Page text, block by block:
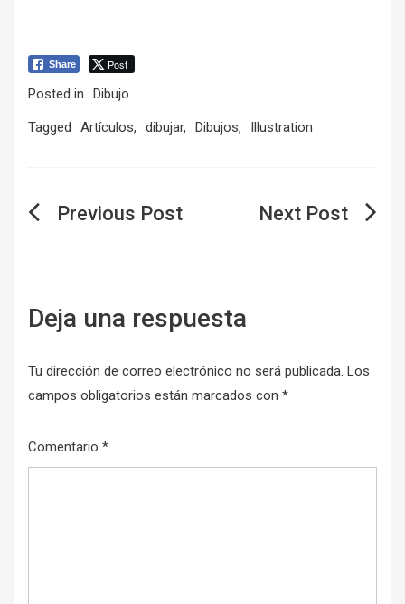
Share Post
Posted in Dibujo
Tagged Artículos, dibujar, Dibujos, Illustration
Navegación
Deja una respuesta
Tu dirección de correo electrónico no será publicada. Los
campos obligatorios están marcados con *
Comentario *